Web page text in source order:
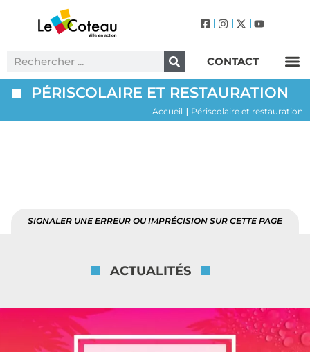
CONTACT
PÉRISCOLAIRE ET RESTAURATION
Accueil Périscolaire et restauration
SIGNALER UNE ERREUR OU IMPRÉCISION SUR CETTE PAGE
ACTUALITÉS